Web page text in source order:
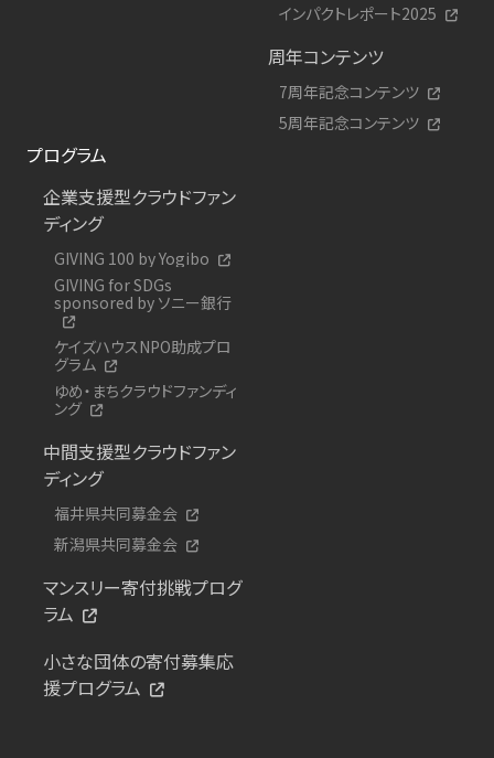
インパクトレポート2025
周年コンテンツ
7周年記念コンテンツ
5周年記念コンテンツ
プログラム
企業支援型クラウドファン
ディング
GIVING 100 by Yogibo
GIVING for SDGs
sponsored by ソニー銀行
ケイズハウスNPO助成プロ
グラム
ゆめ・まちクラウドファンディ
ング
中間支援型クラウドファン
ディング
福井県共同募金会
新潟県共同募金会
マンスリー寄付挑戦プログ
ラム
小さな団体の寄付募集応
援プログラム